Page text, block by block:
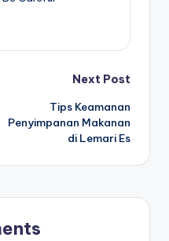
Next Post
Tips Keamanan
Penyimpanan Makanan
di Lemari Es